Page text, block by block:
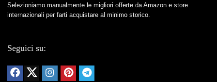
Selezioniamo manualmente le migliori offerte da Amazon e store
internazionali per farti acquistare al minimo storico.
Seguici su: